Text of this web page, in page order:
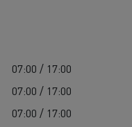
07:00 / 17:00
07:00 / 17:00
07:00 / 17:00